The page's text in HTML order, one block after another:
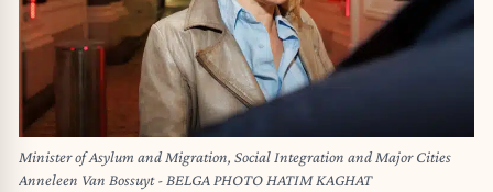
Minister of Asylum and Migration, Social Integration and Major Cities
Anneleen Van Bossuyt - BELGA PHOTO HATIM KAGHAT